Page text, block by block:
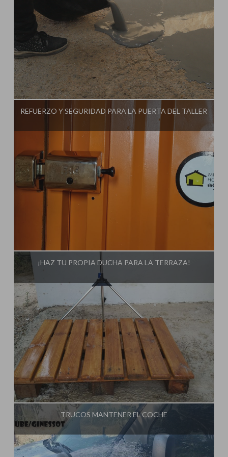
Influencer: Ginessot
REFUERZO Y SEGURIDAD PARA LA PUERTA DEL TALLER
¡HAZ TU PROPIA DUCHA PARA LA TERRAZA!
Influencer:Ginessot
TRUCOS MANTENER EL COCHE